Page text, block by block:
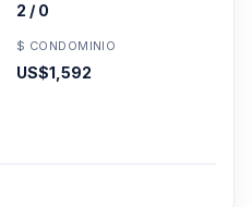
2 / 0
$ CONDOMINIO
US$1,592